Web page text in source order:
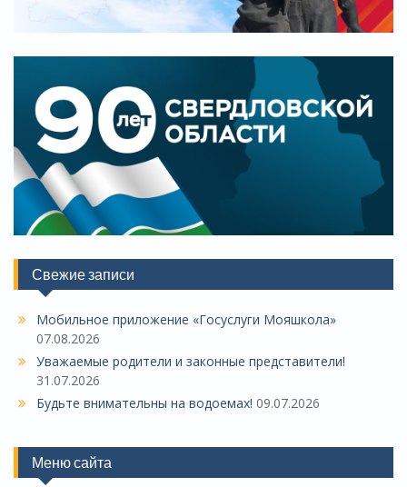
Свежие записи
Мобильное приложение «Госуслуги Мояшкола»
07.08.2026
Уважаемые родители и законные представители!
31.07.2026
Будьте внимательны на водоемах! 09.07.2026
Меню сайта